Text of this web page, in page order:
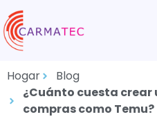
Hogar
Blog
¿Cuánto cuesta
compras como Temu?